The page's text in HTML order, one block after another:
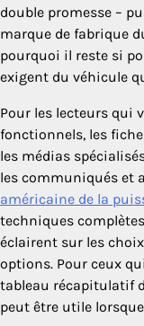
double promesse –
marque de fabrique
pourquoi il reste si
exigent du véhicule
Pour les lecteurs qui
fonctionnels, les
les médias
les communiqués et
américaine de la
techniques
éclairent sur les
options. Pour ceux
tableau récapitulatif
peut être utile